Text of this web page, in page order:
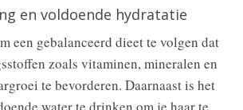
en voldoende hydratatie
een gebalanceerd dieet te volgen dat
zoals vitaminen, mineralen en
te bevorderen. Daarnaast is het